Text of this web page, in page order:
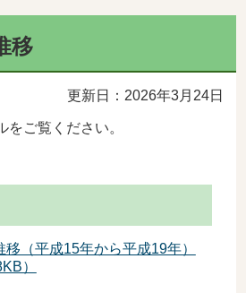
移
更新日：2026年3月24日
をご覧ください。
移（平成15年から平成19年）
）